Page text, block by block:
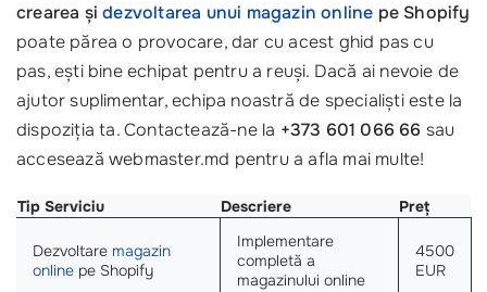
crearea șidezvoltarea unui magazin online pe Shopify
poate părea o provocare, dar cu acest ghid pas cu
pas, ești bine echipat pentru a reuși. Dacă ai nevoie de
ajutor suplimentar, echipa noastră de specialiști este la
dispoziția ta. Contactează-ne la +373 601 066 66 sau
accesează webmaster.md pentru a afla mai multe!
Tip Serviciu Descriere Preț
Dezvoltare magazin
online pe Shopify
Implementare
completă a
magazinului online
4500
EUR